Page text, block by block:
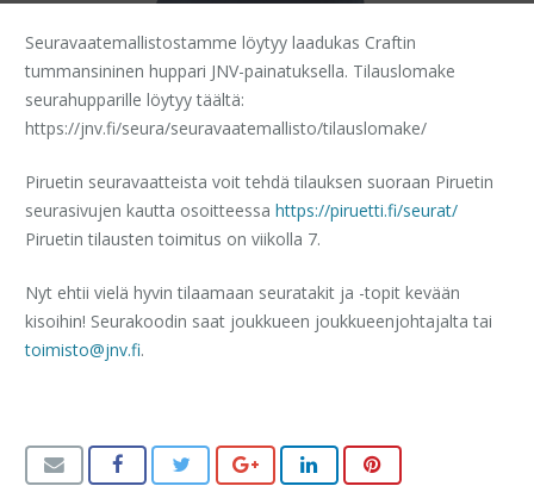
Seuravaatemallistostamme löytyy laadukas Craftin
tummansininen huppari JNV-painatuksella. Tilauslomake
seurahupparille löytyy täältä:
https://jnv.fi/seura/seuravaatemallisto/tilauslomake/
Piruetin seuravaatteista voit tehdä tilauksen suoraan Piruetin
seurasivujen kautta osoitteessa https://piruetti.fi/seurat/
Piruetin tilausten toimitus on viikolla 7.
Nyt ehtii vielä hyvin tilaamaan seuratakit ja -topit kevään
kisoihin! Seurakoodin saat joukkueen joukkueenjohtajalta tai
toimisto@jnv.fi.